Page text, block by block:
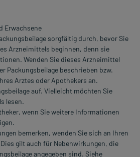
Erwachsene
sorgfältig durch, bevor Sie
Arzneimittels beginnen, denn sie
Wenden Sie dieses Arzneimittel
Packungsbeilage beschrieben bzw.
Arztes oder Apothekers an.
auf. Vielleicht möchten Sie
lesen.
wenn Sie weitere Informationen
bemerken, wenden Sie sich an Ihren
gilt auch für Nebenwirkungen, die
angegeben sind. Siehe